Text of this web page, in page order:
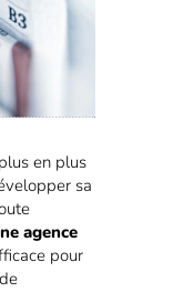
en plus
sa
agence
pour